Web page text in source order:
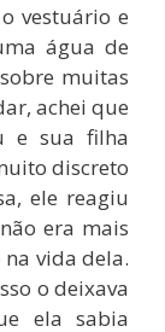
vestuário e
água de
muitas
achei que
e sua filha
discreto
ele reagiu
era mais
vida dela.
o deixava
ela sabia